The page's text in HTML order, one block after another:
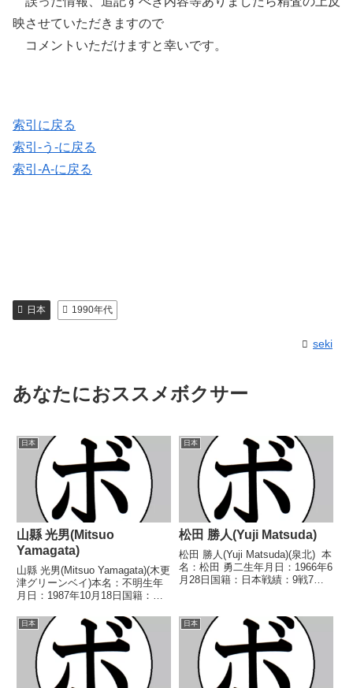
映させていただきますので
コメントいただけますと幸いです。
索引に戻る
索引-う-に戻る
索引-A-に戻る
日本 1990年代
seki
あなたにおススメボクサー
日本
山縣 光男(Mitsuo
Yamagata)
山縣 光男(Mitsuo Yamagata)(木更
津グリーンベイ)本名：不明生年
月日：1987年10月18日国籍：日
ル】なし【戦歴】2015/01/28
●2RTKO 平原 直(鹿島灘)【補足
情報】・千葉県市原市...
日本
松田 勝人(Yuji Matsuda)
松田 勝人(Yuji Matsuda)(泉北) 本
名：松田 勇二生年月日：1966年6
月28日国籍：日本戦績：9戦7勝
級新人王 【戦歴】1992/06/15
○4R判...
日本 日本